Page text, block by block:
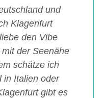
und
Klagenfurt
den Vibe
der Seenähe
schätze ich
in Italien oder
gibt es